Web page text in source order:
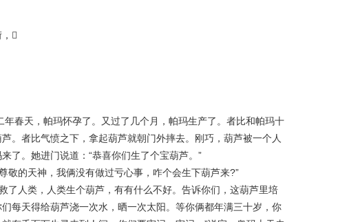

天，帕玛怀孕了。又过了几个月，帕玛生产了。者比和帕玛十
。者比气愤之下，拿起葫芦就朝门外摔去。刚巧，葫芦被一个人
了。她进门说道：“恭喜你们生了个宝葫芦。”
的天神，我俩没有做过亏心事，咋个会生下葫芦来?”
人类，人类生个葫芦，有有什么不好。告诉你们，这葫芦里培
每天得给葫芦浇一次水，晒一次太阳。等你俩都年满三十岁，你